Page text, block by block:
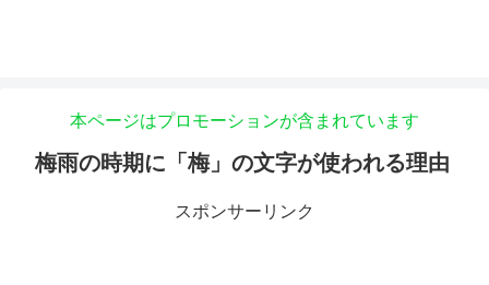
本ページはプロモーションが含まれています
梅雨の時期に「梅」の文字が使われる理由
スポンサーリンク